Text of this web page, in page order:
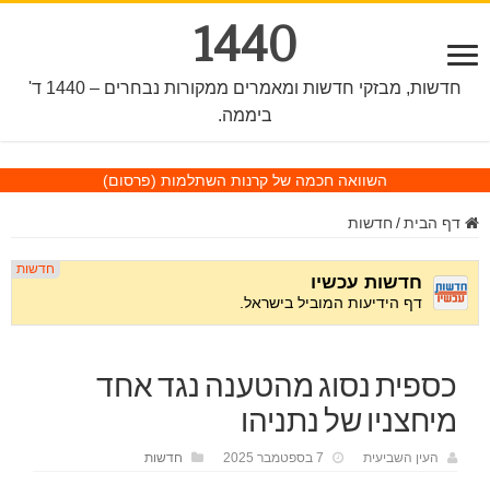
1440
חדשות, מבזקי חדשות ומאמרים ממקורות נבחרים – 1440 ד'
ביממה.
השוואה חכמה של קרנות השתלמות (פרסום)
דף הבית / חדשות
כספית נסוג מהטענה נגד אחד
מיחצניו של נתניהו
העין השביעית 7 בספטמבר 2025 חדשות